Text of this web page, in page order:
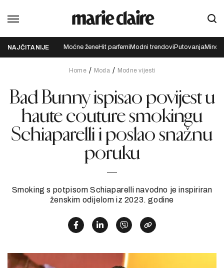
NAJČITANIJE Moćne ženeHit parfemi Modni trendovi Putovanja
Home Moda Modne vijesti
Bad Bunny ispisao povijest u
haute couture smokingu
Schiaparelli i poslao snažnu
poruku
Smoking s potpisom Schiaparelli navodno je inspiriran
ženskim odijelom iz 2023. godine